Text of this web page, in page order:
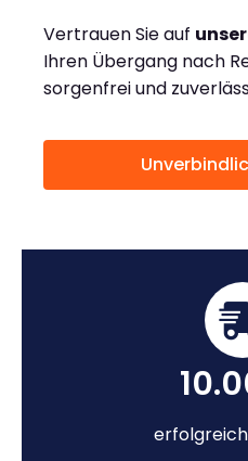
Vertrauen Sie auf
Ihren Übergang nach
sorgenfrei und